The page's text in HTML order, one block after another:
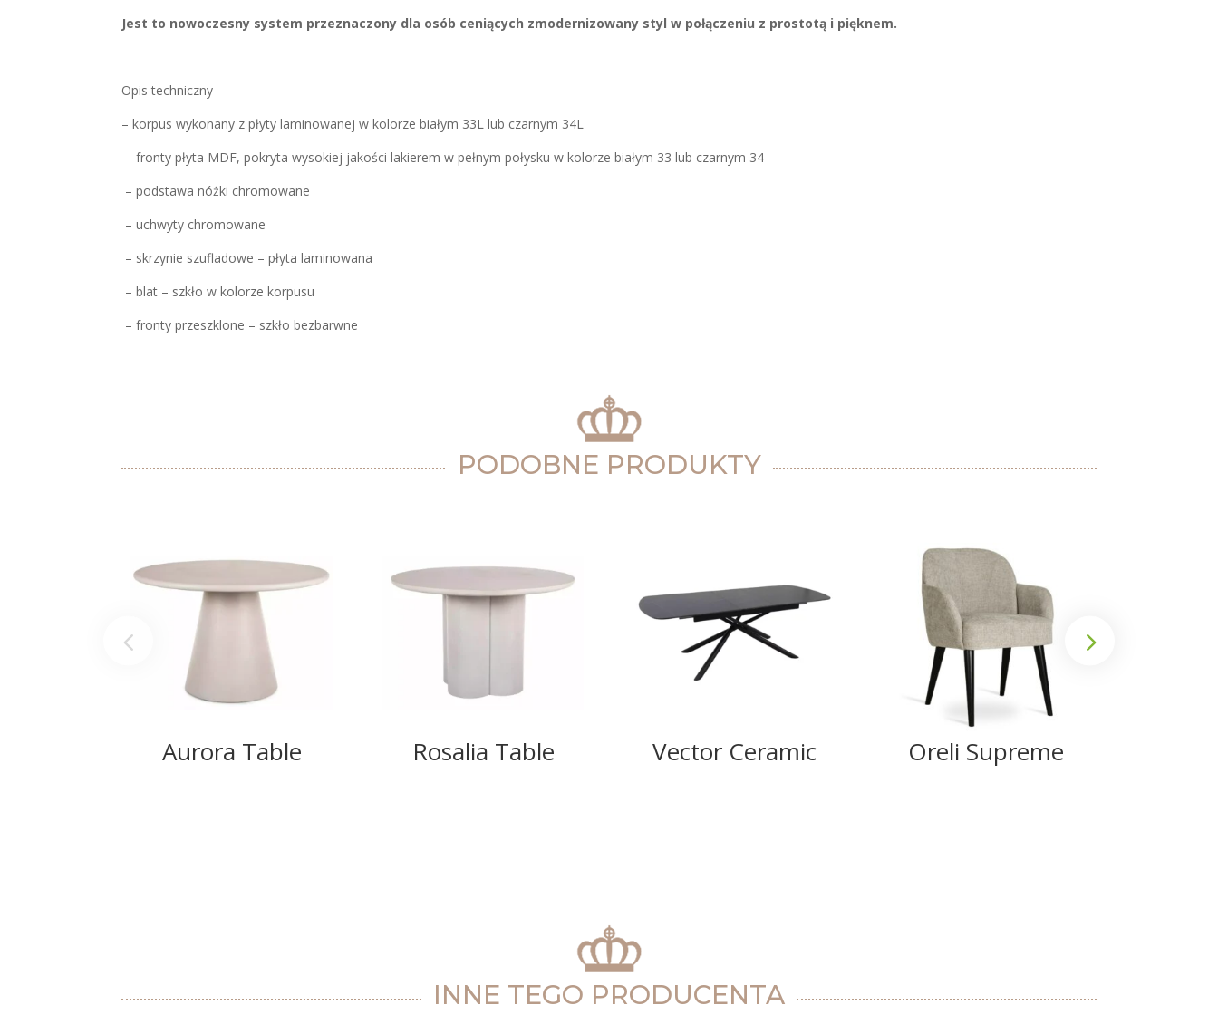
Jest to nowoczesny system przeznaczony dla osób ceniących zmodernizowany styl w połączeniu z prostotą i pięknem.
Opis techniczny
– korpus wykonany z płyty laminowanej w kolorze białym 33L lub czarnym 34L
– fronty płyta MDF, pokryta wysokiej jakości lakierem w pełnym połysku w kolorze białym 33 lub czarnym 34
– podstawa nóżki chromowane
– uchwyty chromowane
– skrzynie szufladowe – płyta laminowana
– blat – szkło w kolorze korpusu
– fronty przeszklone – szkło bezbarwne
PODOBNE PRODUKTY
Aurora Table Rosalia Table Vector Ceramic Oreli Supreme
INNE TEGO PRODUCENTA